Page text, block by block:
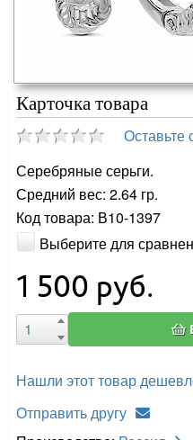
Карточка товара
Оставьте
Серебряные серьги.
Средний вес: 2.64 гр.
Код товара: В10-1397
Выберите для
1 500 руб.
Нашли этот товар
Отправить другу